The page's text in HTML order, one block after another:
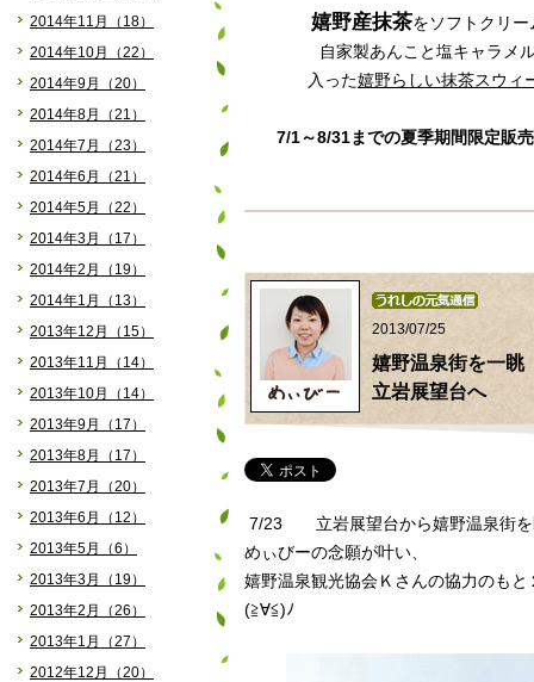
2014年11月（18）
2014年10月（22）
2014年9月（20）
2014年8月（21）
2014年7月（23）
2014年6月（21）
2014年5月（22）
2014年3月（17）
2014年2月（19）
2014年1月（13）
2013年12月（15）
2013年11月（14）
2013年10月（14）
2013年9月（17）
2013年8月（17）
2013年7月（20）
2013年6月（12）
2013年5月（6）
2013年3月（19）
2013年2月（26）
2013年1月（27）
2012年12月（20）
嬉野産抹茶をソフトクリー
自家製あんこと塩キャラメ
入った嬉野らしい抹茶スウィ
7/1～8/31までの夏季期間限定販売
2013/07/25
嬉野温泉街を一
立岩展望台へ
7/23 立岩展望台から嬉野温泉街を
めぃびーの念願が叶い、
嬉野温泉観光協会Ｋさんの協力のも
(≧∀≦)ﾉ